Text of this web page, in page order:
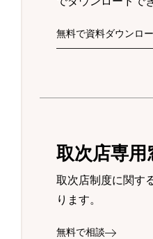
無料で資料ダウンロ
取次店専用
取次店制度に関す
ります。
無料で相談